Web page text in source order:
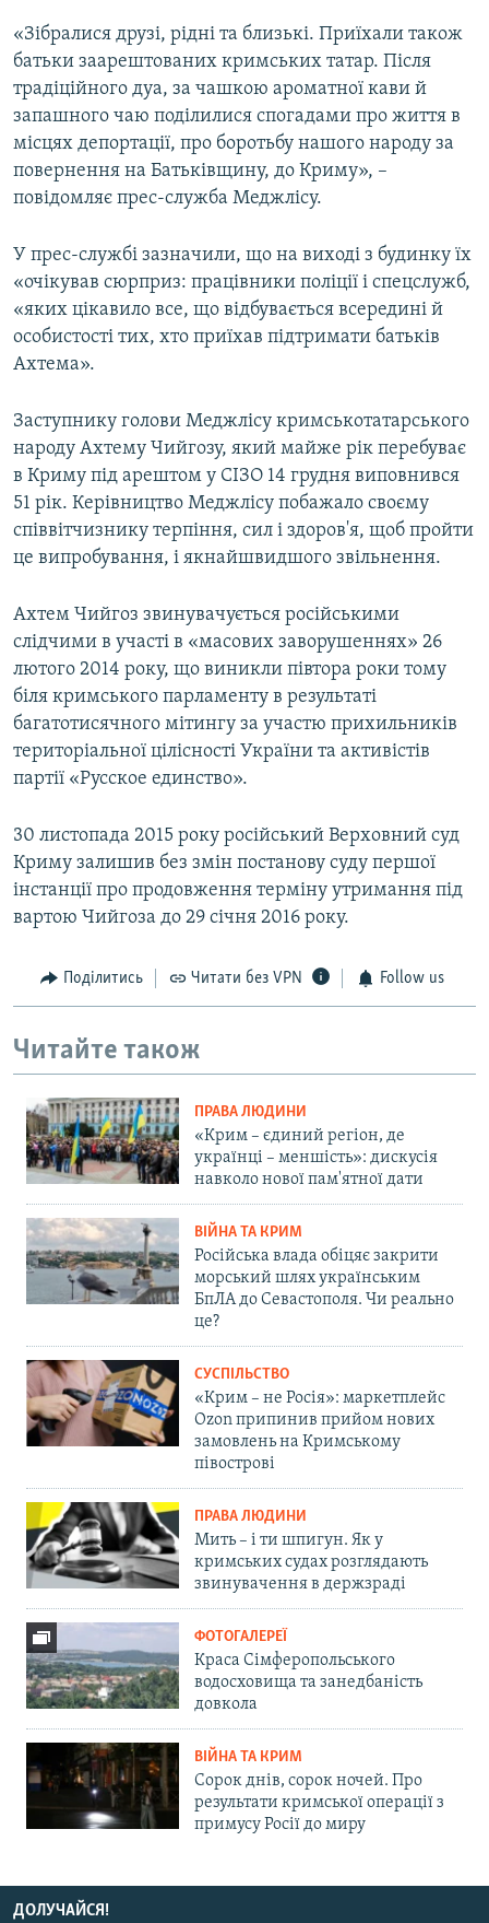
«Зібралися друзі, рідні та близькі. Приїхали також
батьки заарештованих кримських татар. Після
традіційного дуа, за чашкою ароматної кави й
запашного чаю поділилися спогадами про життя в
місцях депортації, про боротьбу нашого народу за
повернення на Батьківщину, до Криму», –
повідомляє прес-служба Меджлісу.
У прес-службі зазначили, що на виході з будинку їх
«очікував сюрприз: працівники поліції і спецслужб,
«яких цікавило все, що відбувається всередині й
особистості тих, хто приїхав підтримати батьків
Ахтема».
Заступнику голови Меджлісу кримськотатарського
народу Ахтему Чийгозу, який майже рік перебуває
в Криму під арештом у СІЗО 14 грудня виповнився
51 рік. Керівництво Меджлісу побажало своєму
співвітчизнику терпіння, сил і здоров'я, щоб пройти
це випробування, і якнайшвидшого звільнення.
Ахтем Чийгоз звинувачується російськими
слідчими в участі в «масових заворушеннях» 26
лютого 2014 року, що виникли півтора роки тому
біля кримського парламенту в результаті
багатотисячного мітингу за участю прихильників
територіальної цілісності України та активістів
партії «Русское единство».
30 листопада 2015 року російський Верховний суд
Криму залишив без змін постанову суду першої
інстанції про продовження терміну утримання під
вартою Чийгоза до 29 січня 2016 року.
Поділитись Читати без VPN Follow us
Читайте також
ПРАВА ЛЮДИНИ
«Крим – єдиний регіон, де
українці – меншість»: дискусія
навколо нової пам'ятної дати
ВІЙНА ТА КРИМ
Російська влада обіцяє закрити
морський шлях українським
БпЛА до Севастополя. Чи реально
це?
СУСПІЛЬСТВО
«Крим – не Росія»: маркетплейс
Ozon припинив прийом нових
замовлень на Кримському
півострові
ПРАВА ЛЮДИНИ
Мить – і ти шпигун. Як у
кримських судах розглядають
звинувачення в держзраді
ФОТОГАЛЕРЕЇ
Краса Сімферопольського
водосховища та занедбаність
довкола
ВІЙНА ТА КРИМ
Сорок днів, сорок ночей. Про
результати кримської операції з
примусу Росії до миру
ДОЛУЧАЙСЯ!